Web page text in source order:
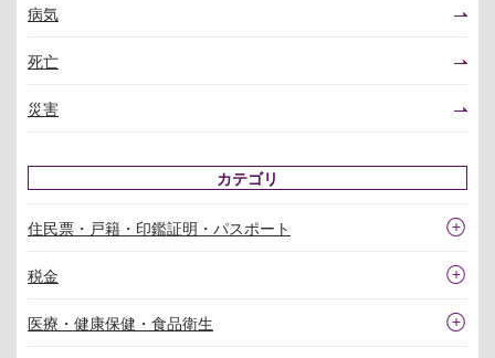
病気
死亡
災害
カテゴリ
住民票・戸籍・印鑑証明・パスポート
税金
医療・健康保健・食品衛生